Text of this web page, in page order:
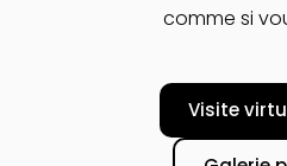
comme si
Visite